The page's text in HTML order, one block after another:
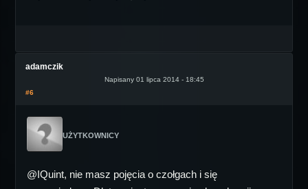
adamczik
Napisany 01 lipca 2014 - 18:45
#6
UŻYTKOWNICY
@IQuint, nie masz pojęcia o czołgach i się